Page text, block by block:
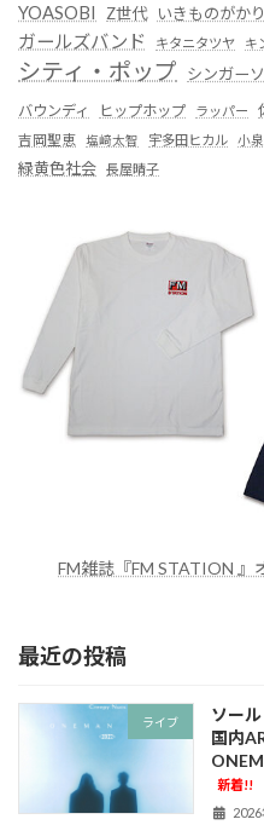
YOASOBI Z世代 いきものがかり
ガールズバンド キタニタツヤ キ
シティ・ポップ シンガー
バウンディ ヒップホップ ラッパー
吉岡聖恵 塩﨑太智 宇多田ヒカル 小
緑黄色社会 長屋晴子
FM雑誌『FM STATION 』
最近の投稿
ライブ
ソー
国内
新着!!